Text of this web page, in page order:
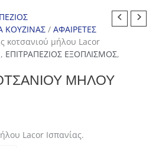
ΚΟΥΖΙΝΑΣ /ΑΦΑΙΡΕΤΕΣ
κοτσανιού μήλου Lacor
, ΕΠΙΤΡΑΠΕΖΙΟΣ ΕΞΟΠΛΙΣΜΟΣ,
ΜΉΛΟΥ
Lacor Ισπανίας.